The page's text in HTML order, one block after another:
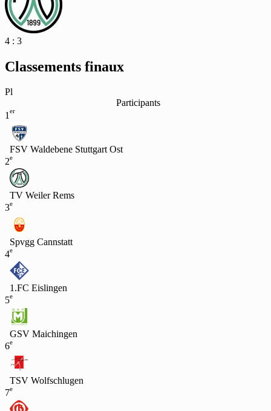
4 : 3
Classements finaux
Pl
Participants
1 er
FSV Waldebene Stuttgart Ost
2e
TV Weiler Rems
3e
Spvgg Cannstatt
4e
1.FC Eislingen
5e
GSV Maichingen
6e
TSV Wolfschlugen
7e